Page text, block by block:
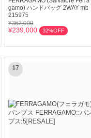
gamo) ハンドバッグ 2WAY mb-
215975
¥352,000
¥239,000 32%OFF
17